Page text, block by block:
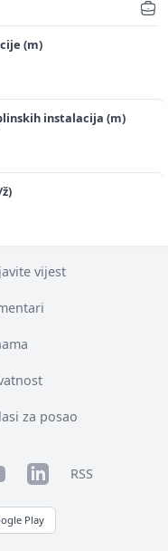
(m)
instalacija (m)
vijest
za posao
LinkedInRSS
Play